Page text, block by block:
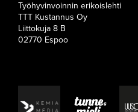
Työhyvinvoinnin erikoislehti
TTT Kustannus Oy
Liittokuja 8 B
02770 Espoo